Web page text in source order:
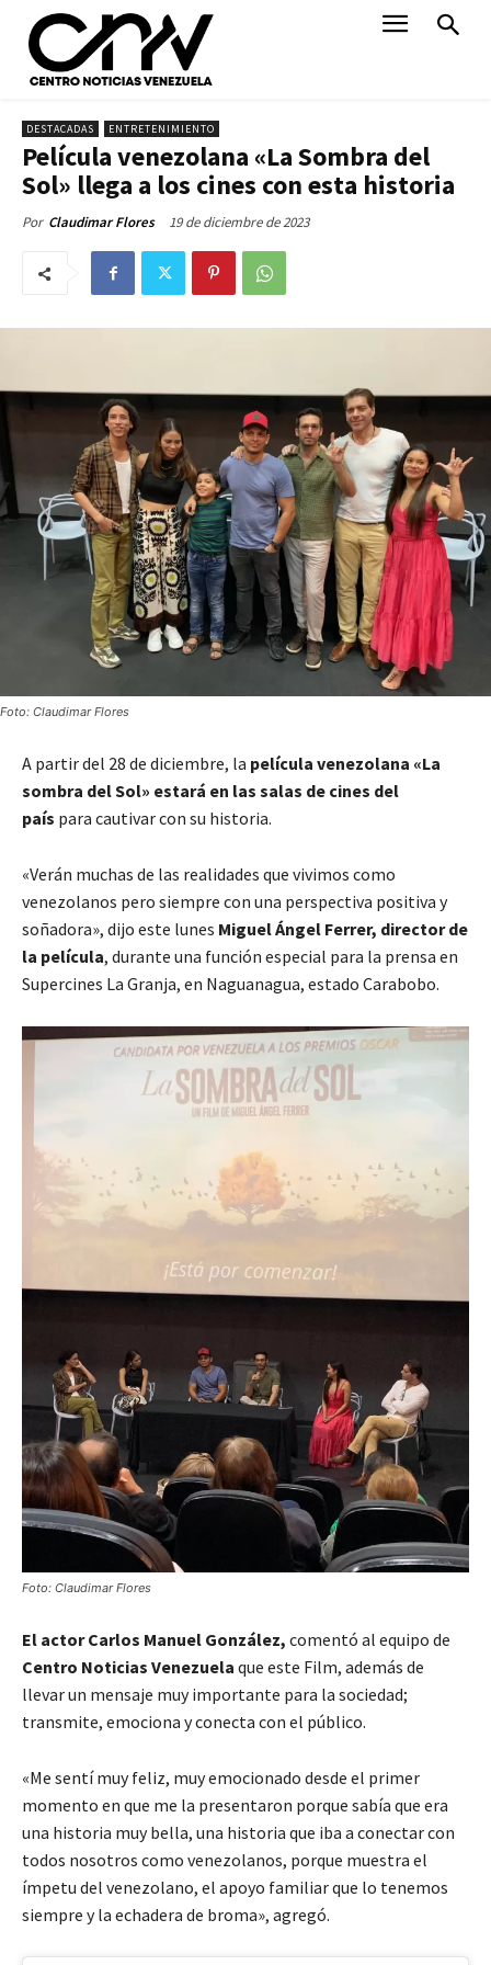
DESTACADAS ENTRETENIMIENTO
Película venezolana «La Sombra del
Sol» llega a los cines con esta historia
Por Claudimar Flores 19 de diciembre de 2023
Foto: Claudimar Flores
A partir del 28 de diciembre, la película venezolana «La
sombra del Sol» estará en las salas de cines del
país para cautivar con su historia.
«Verán muchas de las realidades que vivimos como
venezolanos pero siempre con una perspectiva positiva y
soñadora», dijo este lunes Miguel Ángel Ferrer, director de
la película, durante una función especial para la prensa en
Supercines La Granja, en Naguanagua, estado Carabobo.
Foto: Claudimar Flores
El actor Carlos Manuel González, comentó al equipo de
Centro Noticias Venezuela que este Film, además de
llevar un mensaje muy importante para la sociedad;
transmite, emociona y conecta con el público.
«Me sentí muy feliz, muy emocionado desde el primer
momento en que me la presentaron porque sabía que era
una historia muy bella, una historia que iba a conectar con
todos nosotros como venezolanos, porque muestra el
ímpetu del venezolano, el apoyo familiar que lo tenemos
siempre y la echadera de broma», agregó.